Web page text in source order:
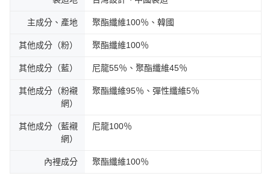
主成分、產地 聚酯纖維100％、韓國
其他成分（粉） 聚酯纖維100％
其他成分（藍） 尼龍55％、聚酯纖維45％
其他成分（粉襯
網）
聚酯纖維95％、彈性纖維5％
其他成分（藍襯
網）
尼龍100％
內裡成分 聚酯纖維100％